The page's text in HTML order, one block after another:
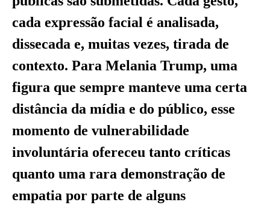
cada expressão facial é analisada,
dissecada e, muitas vezes, tirada de
contexto. Para Melania Trump, uma
figura que sempre manteve uma certa
distância da mídia e do público, esse
momento de vulnerabilidade
involuntária ofereceu tanto críticas
quanto uma rara demonstração de
empatia por parte de alguns